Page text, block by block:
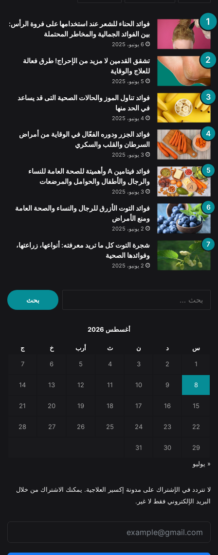
فوائد الحناء للشعر عند استخدامها على فروة الرأس:
بين الفوائد الجمالية والمخاطر المحتملة
6 يونيو، 2025
تشقق القدمين لا مزيد من الإحراج! طرق فعالة
للعلاج والوقاية
5 يونيو، 2025
فوائد تناول الموز والحالات الصحية التى قد يساعد
في الحد منها
4 يونيو، 2025
فوائد الجزر ودوره الفعّال في الوقاية من أمراض
السرطان والقلب والسكري
3 يونيو، 2025
فوائد فيتامين A وأهميتة للصحة العامة للنساء
والرجال والأطفال والحوامل والمرضعات
3 يونيو، 2025
فوائد التوت الأزرق للرجال والنساء والصحة العامة
ومنع الأمراض
2 يونيو، 2025
شجرة التوت كل ما تريد معرفته: أنواعها، زراعتها،
وفوائدها الصحية
2 يونيو، 2025
البحث
عن:
أغسطس 2026
س د ن ث أرب خ ج
1
2
3
4
5
6
7
8
9
10
11
12
13
14
15
16
17
18
19
20
21
22
23
24
25
26
27
28
29
30
31
« يوليو
لا تتردد في الإشتراك على مدونة إكسير العلاجية. يمكنك الاشتراك من خلال
البريد الإلكتروني فقط لا غير.